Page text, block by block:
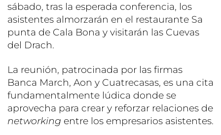
sábado, tras la esperada conferencia, los
asistentes almorzarán en el restaurante Sa
punta de Cala Bona y visitarán las Cuevas
del Drach.
La reunión, patrocinada por las firmas
Banca March, Aon y Cuatrecasas, es una cita
fundamentalmente lúdica donde se
aprovecha para crear y reforzar relaciones de
networking entre los empresarios asistentes.